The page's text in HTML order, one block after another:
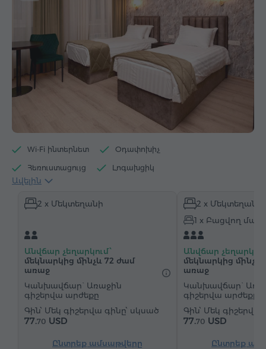
Wi-Fi ինտերնետ Օդափոխիչ
Հեռուստացույց Լոգախցիկ
Էլեկտրական թեյնիկ
Սրբիչներ Հողաթափեր Վարսահարդարիչ
Գրասեղան
Սեղան
Կաբելային հեռուստաալիքներ Մանրահատակ
Ավելին
2 x Մեկտեղանի
Անվճար չեղարկում՝
մեկնարկից մինչև 72 ժամ
առաջ
Կանխավճար` Առաջին
գիշերվա արժեքը
Մեկ գիշերվա գինը՝ սկսած
77.70 USD
Ընտրեք ամսաթվերը
2 x Մեկտեղանի
1 x Բացվող
Անվճար
մեկնարկից մինչև
առաջ
Կանխավճար`
գիշերվա արժեքը
Մեկ գիշերվա
77.70 USD
Ընտրեք